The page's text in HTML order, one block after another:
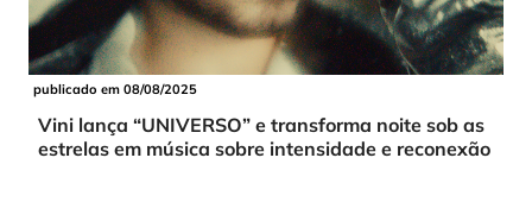
publicado em 08/08/2025
Vini lança “UNIVERSO” e transforma noite sob as
estrelas em música sobre intensidade e reconexão